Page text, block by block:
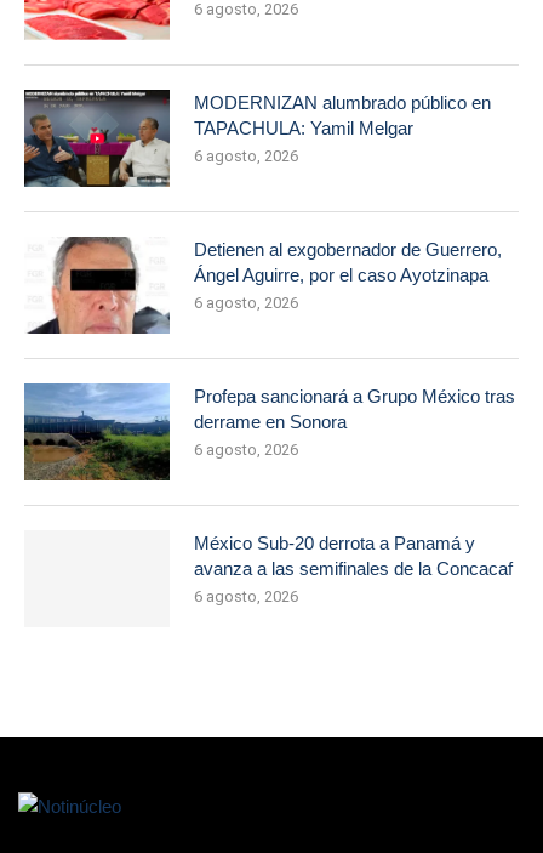
6 agosto, 2026
MODERNIZAN alumbrado público en
TAPACHULA: Yamil Melgar
6 agosto, 2026
Detienen al exgobernador de Guerrero,
Ángel Aguirre, por el caso Ayotzinapa
6 agosto, 2026
Profepa sancionará a Grupo México tras
derrame en Sonora
6 agosto, 2026
México Sub-20 derrota a Panamá y
avanza a las semifinales de la Concacaf
6 agosto, 2026